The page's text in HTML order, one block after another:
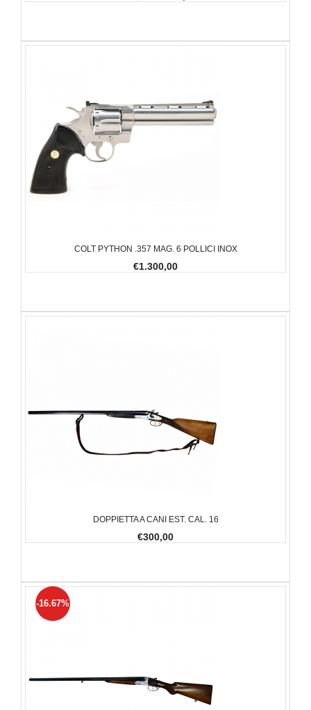
COLT PYTHON .357 MAG. 6 POLLICI INOX
€1.300,00
DOPPIETTA A CANI EST. CAL. 16
€300,00
-16.67%